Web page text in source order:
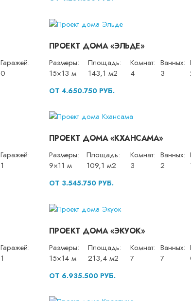
Гаражей:
0
ПРОЕКТ ДОМА «ЭЛЬДЕ»
Размеры:
15×13 м
Площадь:
143,1 м2
Комнат:
4
Ванных:
3
ОТ 4.650.750 РУБ.
Гаражей:
1
ПРОЕКТ ДОМА «КХАНСАМА»
Размеры:
9×11 м
Площадь:
109,1 м2
Комнат:
3
Ванных:
2
ОТ 3.545.750 РУБ.
Гаражей:
1
ПРОЕКТ ДОМА «ЭКУОК»
Размеры:
15×14 м
Площадь:
213,4 м2
Комнат:
7
Ванных:
7
ОТ 6.935.500 РУБ.